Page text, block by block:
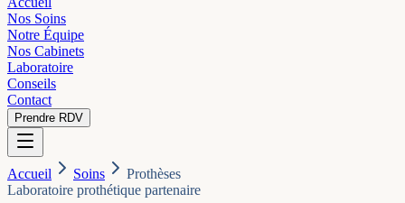
Nos Soins
Notre Équipe
Nos Cabinets
Laboratoire
Conseils
Contact
Prendre RDV
Accueil Soins
Prothèses
Laboratoire prothétique partenaire